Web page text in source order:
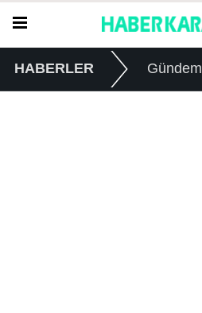
HABERLER Gündem